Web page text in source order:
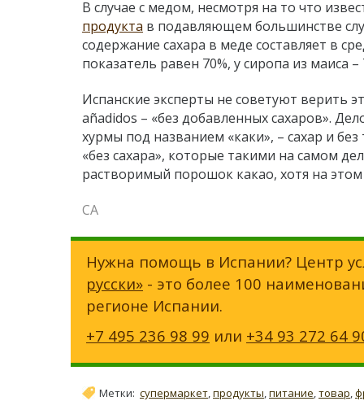
В случае с медом, несмотря на то что
продукта в подавляющем большинстве
содержание сахара в меде составляет в
показатель равен 70%, у сиропа из маиса –
Испанские эксперты не советуют верить
añadidos – «без добавленных сахаров».
хурмы под названием «каки», – сахар и
«без сахара», которые такими на самом
растворимый порошок какао, хотя на
СА
Нужна помощь в Испании? Центр
русски» - это более 100
регионе Испании.
+7 495 236 98 99 или +34 93 272 64
Метки: супермаркет,продукты,питание,товар,